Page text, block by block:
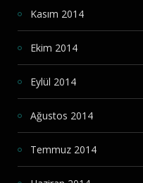
Kasım 2014
Ekim 2014
Eylül 2014
Ağustos 2014
Temmuz 2014